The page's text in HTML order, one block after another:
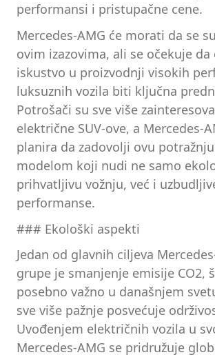
performansi i pristupačne cene.
Mercedes-AMG će morati da se
ovim izazovima, ali se očekuje da
iskustvo u proizvodnji visokih
luksuznih vozila biti ključna
Potrošači su sve više
električne SUV-ove, a Mercedes-
planira da zadovolji ovu
modelom koji nudi ne samo
prihvatljivu vožnju, već i
performanse.
### Ekološki aspekti
Jedan od glavnih ciljeva
grupe je smanjenje emisije CO2,
posebno važno u današnjem
sve više pažnje posvećuje
Uvođenjem električnih vozila u
Mercedes-AMG se pridružuje